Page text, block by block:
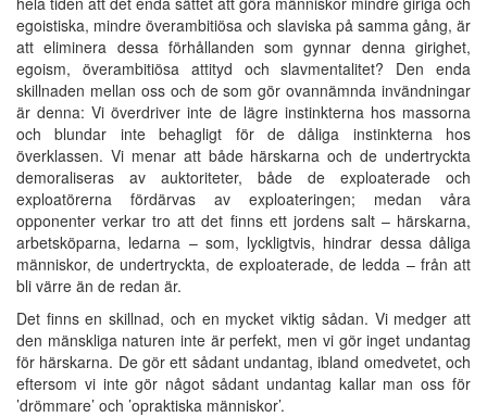
egoistiska, mindre överambitiösa och slaviska på samma gång, är
att eliminera dessa förhållanden som gynnar denna girighet,
egoism, överambitiösa attityd och slavmentalitet? Den enda
skillnaden mellan oss och de som gör ovannämnda invändningar
är denna: Vi överdriver inte de lägre instinkterna hos massorna
och blundar inte behagligt för de dåliga instinkterna hos
överklassen. Vi menar att både härskarna och de undertryckta
demoraliseras av auktoriteter, både de exploaterade och
exploatörerna fördärvas av exploateringen; medan våra
opponenter verkar tro att det finns ett jordens salt – härskarna,
arbetsköparna, ledarna – som, lyckligtvis, hindrar dessa dåliga
människor, de undertryckta, de exploaterade, de ledda – från att
bli värre än de redan är.
Det finns en skillnad, och en mycket viktig sådan. Vi medger att
den mänskliga naturen inte är perfekt, men vi gör inget undantag
för härskarna. De gör ett sådant undantag, ibland omedvetet, och
eftersom vi inte gör något sådant undantag kallar man oss för
’drömmare’ och ’opraktiska människor’.